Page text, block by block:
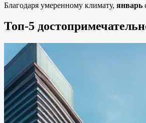
Благодаря умеренному климату, январь
Топ-5